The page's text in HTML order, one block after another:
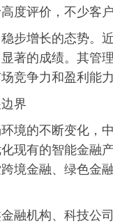
度评价，不少客
步增长的态势。
著的成绩。其管
竞争力和盈利能
界
境的不断变化，
现有的智能金融
境金融、绿色金
融机构、科技公